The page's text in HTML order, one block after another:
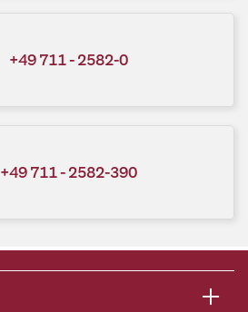
+49 711 - 2582-0
+49 711 - 2582-390